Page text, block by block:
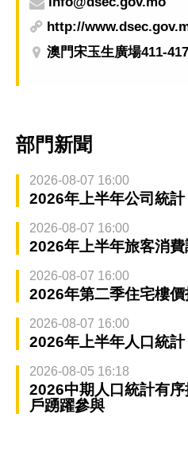
http://
澳門宋玉生廣場411-
部門新聞
2026-08-07 16:00
2026年上半年公司統計
2026-08-07 16:00
2026年上半年旅客消費
2026-08-07 16:00
2026年第二季住宅樓價
2026-08-07 16:00
2026年上半年人口統計
2026-08-05 16:18
2026中期人口統計有
戶踴躍參與